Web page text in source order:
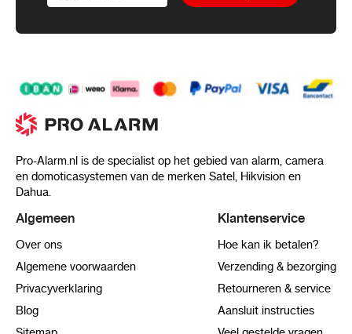
Pro-Alarm.nl is de specialist op het gebied van alarm, camera
en domoticasystemen van de merken Satel, Hikvision en
Dahua.
Algemeen
Over ons
Algemene voorwaarden
Privacyverklaring
Blog
Klantenservice
Hoe kan ik betalen?
Verzending & bezorging
Retourneren & service
Aansluit instructies